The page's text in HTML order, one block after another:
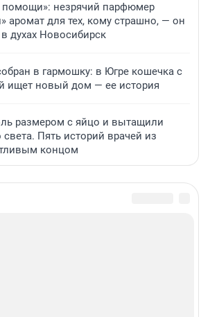
помощи»: незрячий парфюмер
аромат для тех, кому страшно, — он
духах Новосибирск
в гармошку: в Югре кошечка с
ищет новый дом — ее история
размером с яйцо и вытащили
Пять историй врачей из
концом